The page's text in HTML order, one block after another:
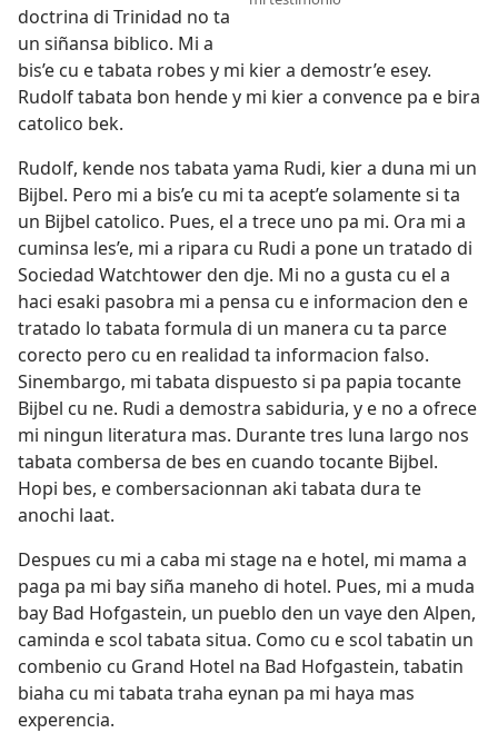
doctrina di Trinidad no ta
un siñansa biblico. Mi a
bis’e cu e tabata robes y mi kier a demostr’e esey.
Rudolf tabata bon hende y mi kier a convence pa e bira
catolico bek.
Rudolf, kende nos tabata yama Rudi, kier a duna mi un
Bijbel. Pero mi a bis’e cu mi ta acept’e solamente si ta
un Bijbel catolico. Pues, el a trece uno pa mi. Ora mi a
cuminsa les’e, mi a ripara cu Rudi a pone un tratado di
Sociedad Watchtower den dje. Mi no a gusta cu el a
haci esaki pasobra mi a pensa cu e informacion den e
tratado lo tabata formula di un manera cu ta parce
corecto pero cu en realidad ta informacion falso.
Sinembargo, mi tabata dispuesto si pa papia tocante
Bijbel cu ne. Rudi a demostra sabiduria, y e no a ofrece
mi ningun literatura mas. Durante tres luna largo nos
tabata combersa de bes en cuando tocante Bijbel.
Hopi bes, e combersacionnan aki tabata dura te
anochi laat.
Despues cu mi a caba mi stage na e hotel, mi mama a
paga pa mi bay siña maneho di hotel. Pues, mi a muda
bay Bad Hofgastein, un pueblo den un vaye den Alpen,
caminda e scol tabata situa. Como cu e scol tabatin un
combenio cu Grand Hotel na Bad Hofgastein, tabatin
biaha cu mi tabata traha eynan pa mi haya mas
experencia.